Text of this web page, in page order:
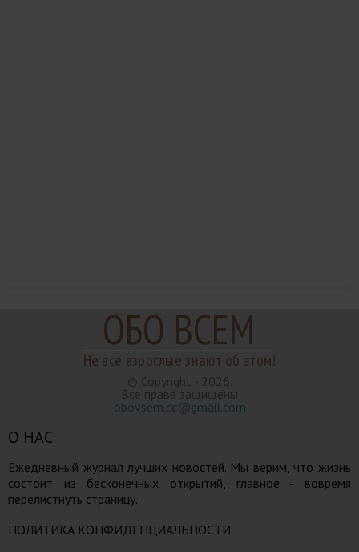
ОБО ВСЕМ
Не все взрослые знают об этом!
© Copyright - 2026.
Все права защищены
obovsem.cc@gmail.com
О НАС
Ежедневный журнал лучших новостей. Мы верим, что жизнь
состоит из бесконечных открытий, главное - вовремя
перелистнуть страницу.
ПОЛИТИКА КОНФИДЕНЦИАЛЬНОСТИ